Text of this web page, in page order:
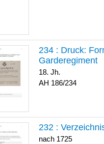
234 : Druck:
Garderegiment
18. Jh.
186/234
232 :
nach 1725